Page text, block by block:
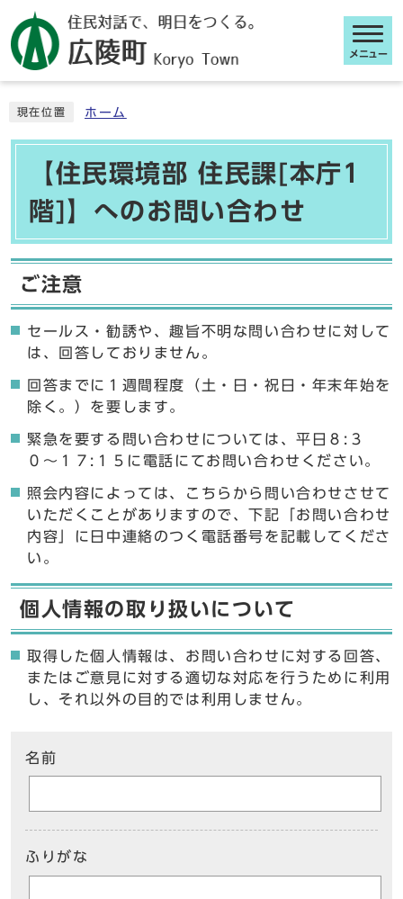
メニュー
現在位置 ホーム
【住民環境部 住民課[本庁1
階]】へのお問い合わせ
ご注意
セールス・勧誘や、趣旨不明な問い合わせに対して
は、回答しておりません。
回答までに１週間程度（土・日・祝日・年末年始を
除く。）を要します。
緊急を要する問い合わせについては、平日８:３
０〜１７:１５に電話にてお問い合わせください。
照会内容によっては、こちらから問い合わせさせて
いただくことがありますので、下記「お問い合わせ
内容」に日中連絡のつく電話番号を記載してくださ
い。
個人情報の取り扱いについて
取得した個人情報は、お問い合わせに対する回答、
またはご意見に対する適切な対応を行うために利用
し、それ以外の目的では利用しません。
名前
ふりがな